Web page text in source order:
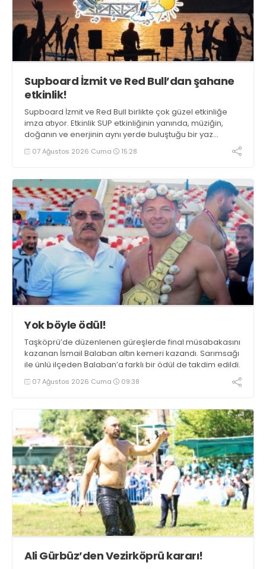
Supboard İzmit ve Red Bull’dan şahane
etkinlik!
Supboard İzmit ve Red Bull birlikte çok güzel etkinliğe
imza atıyor. Etkinlik SUP etkinliğinin yanında, müziğin,
doğanın ve enerjinin aynı yerde buluştuğu bir yaz
deneyimini de buluşturuyor.
07 Ağustos 2026 Cuma 15:28
Yok böyle ödül!
Taşköprü’de düzenlenen güreşlerde final müsabakasını
kazanan İsmail Balaban altın kemeri kazandı. Sarımsağı
ile ünlü ilçeden Balaban’a farklı bir ödül de takdim edildi.
07 Ağustos 2026 Cuma 09:38
Ali Gürbüz’den Vezirköprü kararı!